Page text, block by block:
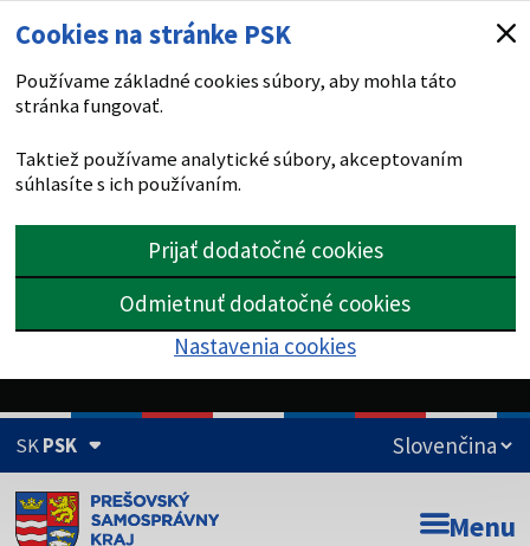
Cookies na stránke PSK
Používame základné cookies súbory, aby mohla táto
stránka fungovať.
Taktiež používame analytické súbory, akceptovaním
súhlasíte s ich používaním.
Prijať dodatočné cookies
Odmietnuť dodatočné cookies
Nastavenia cookies
SKPSK
Doména psk.sk je oficiálna Menu